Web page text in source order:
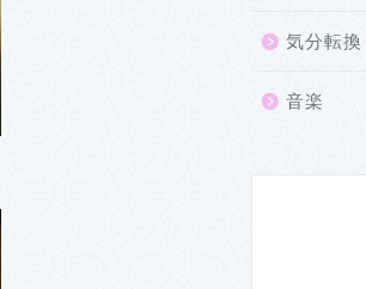
気分転換
音楽